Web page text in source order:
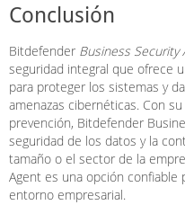
Conclusión
Bitdefender Business Security
seguridad integral que ofrece
para proteger los sistemas y
amenazas cibernéticas. Con
prevención, Bitdefender
seguridad de los datos y la
tamaño o el sector de la
Agent es una opción confiable
entorno empresarial.